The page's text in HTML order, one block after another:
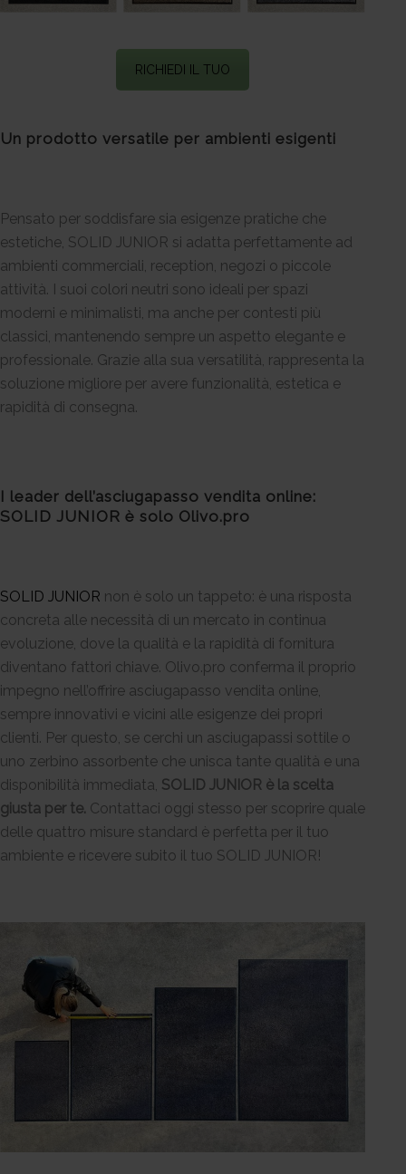
RICHIEDI IL TUO
Un prodotto versatile per ambienti esigenti
Pensato per soddisfare sia esigenze pratiche che
estetiche, SOLID JUNIOR si adatta perfettamente ad
ambienti commerciali, reception, negozi o piccole
attività. I suoi colori neutri sono ideali per spazi
moderni e minimalisti, ma anche per contesti più
classici, mantenendo sempre un aspetto elegante e
professionale. Grazie alla sua versatilità, rappresenta la
soluzione migliore per avere funzionalità, estetica e
rapidità di consegna.
I leader dell’asciugapasso vendita online:
SOLID JUNIOR è solo Olivo.pro
SOLID JUNIOR non è solo un tappeto: è una risposta
concreta alle necessità di un mercato in continua
evoluzione, dove la qualità e la rapidità di fornitura
diventano fattori chiave. Olivo.pro conferma il proprio
impegno nell’offrire asciugapasso vendita online,
sempre innovativi e vicini alle esigenze dei propri
clienti. Per questo, se cerchi un asciugapassi sottile o
uno zerbino assorbente che unisca tante qualità e una
disponibilità immediata, SOLID JUNIOR è la scelta
giusta per te. Contattaci oggi stesso per scoprire quale
delle quattro misure standard è perfetta per il tuo
ambiente e ricevere subito il tuo SOLID JUNIOR!